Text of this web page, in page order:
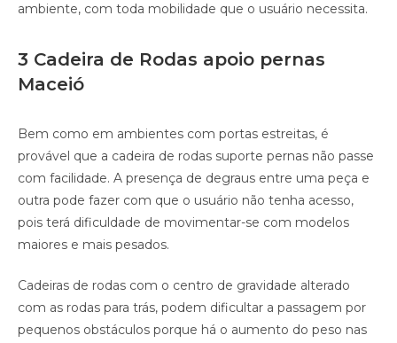
ambiente, com toda mobilidade que o usuário necessita.
3 Cadeira de Rodas apoio pernas
Maceió
Bem como em ambientes com portas estreitas, é
provável que a cadeira de rodas suporte pernas não passe
com facilidade. A presença de degraus entre uma peça e
outra pode fazer com que o usuário não tenha acesso,
pois terá dificuldade de movimentar-se com modelos
maiores e mais pesados.
Cadeiras de rodas com o centro de gravidade alterado
com as rodas para trás, podem dificultar a passagem por
pequenos obstáculos porque há o aumento do peso nas